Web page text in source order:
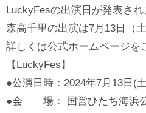
LuckyFesの出演日が発表され
森高千里の出演は7月13日（土
詳しくは公式ホームページを
【LuckyFes】
●公演日時：2024年7月13日(
●会 場： 国営ひたち海浜